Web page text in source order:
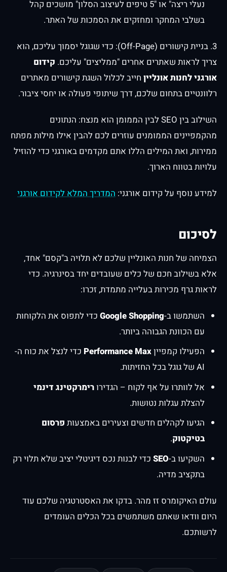
נעלי ריצה" או "5 טיפים לעיצוב הסלון" מושכים קהל
בשלבי המחקר ומחזקים את הסמכות של האתר.
3. בניית קישורים (Off-Page): כדי שגוגל יסמוך עליכם, הוא
צריך לראות שאתרים אחרים "ממליצים" עליכם. קידום
אורגני לחנות אונליין חייב לכלול השגת קישורים מאתרים
רלוונטיים בתחום שלכם, דרך שיתופי פעולה או יחסי ציבור.
השילוב בין SEO לבין הממומן הוא מנצח: הנתונים
מהקמפיינים הממומנים עוזרים לכם להבין אילו מילות מפתח
ממירות, ואת המילים הללו אתם מקדמים באורגני כדי להוזיל
עלויות בטווח הארוך.
למידע נוסף על קידום אורגני: המדריך המלא לקידום אורגני
לסיכום
הצמיחה של חנות האונליין שלכם לא תלויה ב"קסם" אחד,
אלא בשילוב חכם של כלים שעובדים יחד בסינרגיה. כדי
לראות גרף מכירות בעלייה מתמדת, זכרו:
השתמשו ב-Google Shoppingכדי לתפוס את הלקוחות
עם הכוונת הגבוהה ביותר.
הפעילו קמפייןPerformance Max כדי לנצל את כוח ה-
AI של גוגל בכל החזיתות.
אל לוותרו על אף לקוח – הגדירורימרקטינג דינמי
להצלת עגלות נטושות.
הגיעו לקהלים חדשים וצעירים באמצעות פרסום
בטיקטוק.
השקיעו ב-SEOכדי לבנות נכס דיגיטלי יציב שלא תלוי רק
בתקציב מדיה.
עולם האיקומרס זז מהר. בדקו את האסטרטגיה שלכם עוד
היום וודאו שאתם משתמשים בכל הכלים העומדים
לרשותכם.